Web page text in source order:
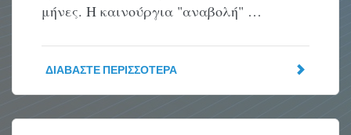
μήνες. H καινούργια "αναβολή" …
ΔΙΑΒΆΣΤΕ ΠΕΡΙΣΣΌΤΕΡΑ